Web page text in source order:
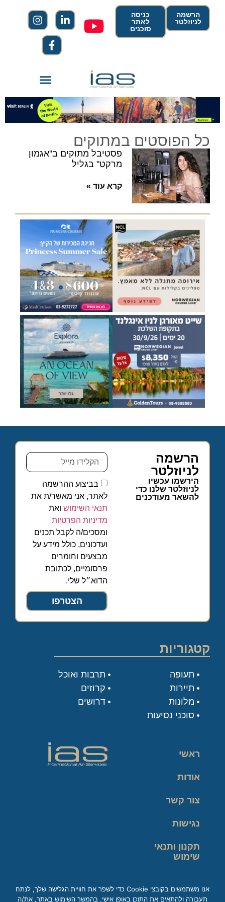
הרשמה
לניוזלטר
כניסה
לאתר
סוכנים
כל הפוסטים במתוקים
פסטיבל מתוקים ב"אגמון
מרקט" בגליל
קרא עוד »
הרשמה
לניוזלטר
הירשמו עכשיו
לניוזלטר שלנו כדי
להשאר מעודכנים
בביצוע ההרשמה
לאתר, אני מאשר/ת את
תנאי השימוש ואת
מדיניות הפרטיות
ומסכים/ה לקבל תכנים
ועדכונים, כולל מידע על
מבצעים וחומרים
פרסומיים, לכתובת
הדוא״ל שלי.
הצטרפו
קטגוריות
תעופה
תיירות
מלונות
סוכני נסיעות
תרבות ואוכל
קרוזים
דרושים
ראשי
אודות
צור קשר
נגישות
תקנון ותנאי
שימוש
אנו משתמשים בקובצי Cookie כדי לשפר את חוויית הגלישה שלך, לנתח
תעבורה ולהתאים את התוכן באופן אישי. בהמשך השימוש באתר, את/ה